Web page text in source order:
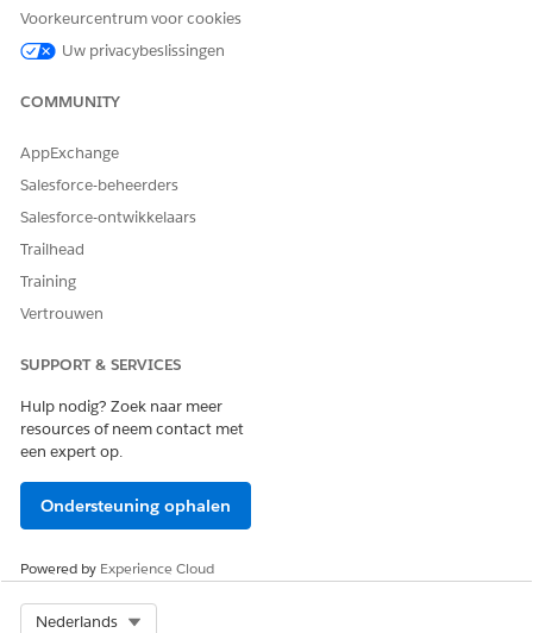
Voorkeurcentrum voor cookies
Uw privacybeslissingen
COMMUNITY
AppExchange
Salesforce-beheerders
Salesforce-ontwikkelaars
Trailhead
Training
Vertrouwen
SUPPORT & SERVICES
Hulp nodig? Zoek naar meer
resources of neem contact met
een expert op.
Ondersteuning ophalen
Powered by Experience Cloud
Nederlands